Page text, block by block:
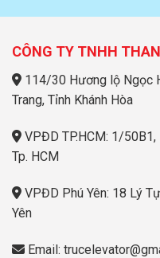
CÔNG TY TNHH
114/30 Hương lộ Ngọc
Trang, Tỉnh Khánh Hòa
VPĐD TP.HCM: 1/50B1,
Tp. HCM
VPĐD Phú Yên: 18 Lý
Yên
Email: